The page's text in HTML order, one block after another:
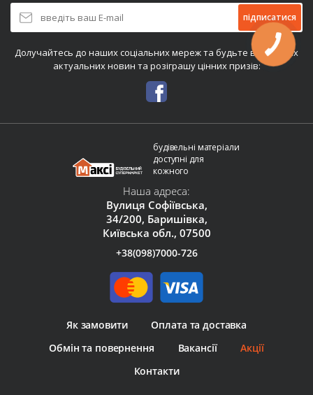
підписатися
Долучайтесь до наших соціальних мереж та будьте в курсі всіх
актуальних новин та розіграшу цінних призів:
будівельні матеріали
доступні для
кожного
Наша адреса:
Вулиця Софіївська,
34/200, Баришівка,
Київська обл., 07500
+38(098)7000-726
Як замовити
Оплата та доставка
Обмін та повернення
Вакансії
Акції
Контакти